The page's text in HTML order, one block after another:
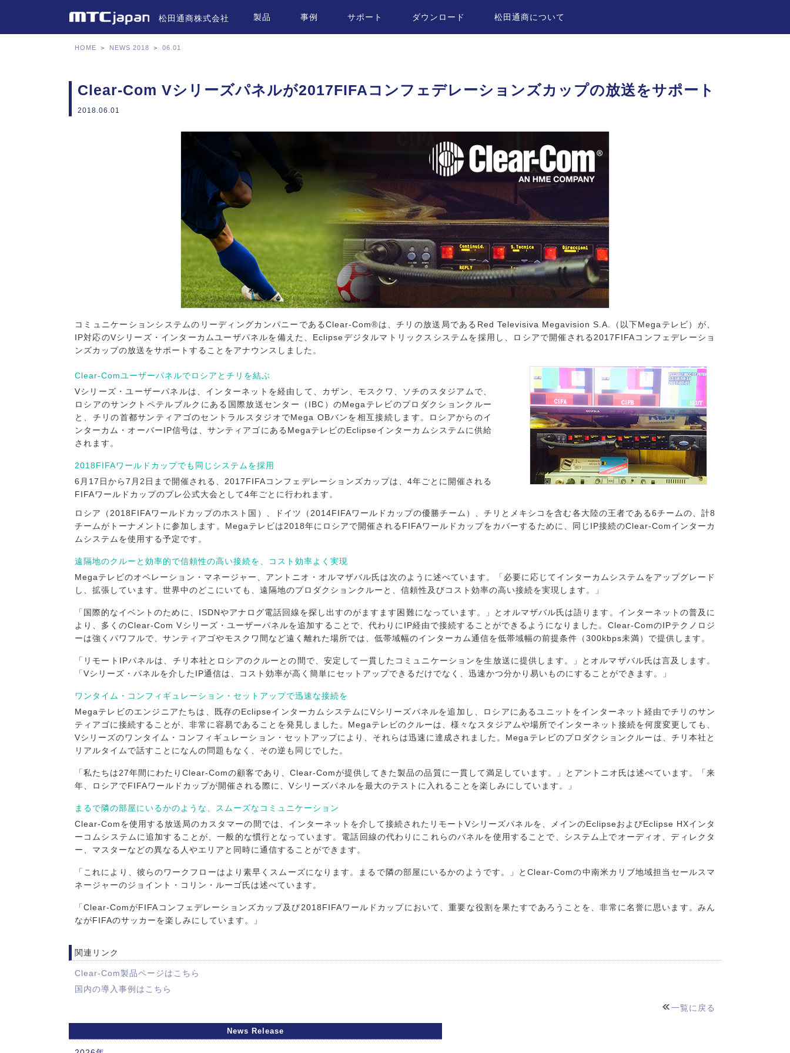
松田通商株式会社 製品 事例 サポート ダウンロード 松田通商について
HOME ＞ NEWS 2018 ＞ 06.01
Clear-Com Vシリーズパネルが2017FIFAコンフェデレーションズカップの放送をサポート
2018.06.01
コミュニケーションシステムのリーディングカンパニーであるClear-Com®は、チリの放送局であるRed Televisiva Megavision S.A.（以下Megaテレビ）が、
IP対応のVシリーズ・インターカムユーザパネルを備えた、Eclipseデジタルマトリックスシステムを採用し、ロシアで開催される2017FIFAコンフェデレーショ
ンズカップの放送をサポートすることをアナウンスしました。
Clear-Comユーザーパネルでロシアとチリを結ぶ
Vシリーズ・ユーザーパネルは、インターネットを経由して、カザン、モスクワ、ソチのスタジアムで、
ロシアのサンクトペテルブルクにある国際放送センター（IBC）のMegaテレビのプロダクションクルー
と、チリの首都サンティアゴのセントラルスタジオでMega OBバンを相互接続します。ロシアからのイ
ンターカム・オーバーIP信号は、サンティアゴにあるMegaテレビのEclipseインターカムシステムに供給
されます。
2018FIFAワールドカップでも同じシステムを採用
6月17日から7月2日まで開催される、2017FIFAコンフェデレーションズカップは、4年ごとに開催される
FIFAワールドカップのプレ公式大会として4年ごとに行われます。
ロシア（2018FIFAワールドカップのホスト国）、ドイツ（2014FIFAワールドカップの優勝チーム）、チリとメキシコを含む各大陸の王者である6チームの、計8
チームがトーナメントに参加します。Megaテレビは2018年にロシアで開催されるFIFAワールドカップをカバーするために、同じIP接続のClear-Comインターカ
ムシステムを使用する予定です。
遠隔地のクルーと効率的で信頼性の高い接続を、コスト効率よく実現
Megaテレビのオペレーション・マネージャー、アントニオ・オルマザバル氏は次のように述べています。「必要に応じてインターカムシステムをアップグレード
し、拡張しています。世界中のどこにいても、遠隔地のプロダクションクルーと、信頼性及びコスト効率の高い接続を実現します。」
「国際的なイベントのために、ISDNやアナログ電話回線を探し出すのがますます困難になっています。」とオルマザバル氏は語ります。インターネットの普及に
より、多くのClear-Com Vシリーズ・ユーザーパネルを追加することで、代わりにIP経由で接続することができるようになりました。Clear-ComのIPテクノロジ
ーは強くパワフルで、サンティアゴやモスクワ間など遠く離れた場所では、低帯域幅のインターカム通信を低帯域幅の前提条件（300kbps未満）で提供します。
「リモートIPパネルは、チリ本社とロシアのクルーとの間で、安定して一貫したコミュニケーションを生放送に提供します。」とオルマザバル氏は言及します。
「Vシリーズ・パネルを介したIP通信は、コスト効率が高く簡単にセットアップできるだけでなく、迅速かつ分かり易いものにすることができます。」
ワンタイム・コンフィギュレーション・セットアップで迅速な接続を
Megaテレビのエンジニアたちは、既存のEclipseインターカムシステムにVシリーズパネルを追加し、ロシアにあるユニットをインターネット経由でチリのサン
ティアゴに接続することが、非常に容易であることを発見しました。Megaテレビのクルーは、様々なスタジアムや場所でインターネット接続を何度変更しても、
Vシリーズのワンタイム・コンフィギュレーション・セットアップにより、それらは迅速に達成されました。Megaテレビのプロダクションクルーは、チリ本社と
リアルタイムで話すことになんの問題もなく、その逆も同じでした。
「私たちは27年間にわたりClear-Comの顧客であり、Clear-Comが提供してきた製品の品質に一貫して満足しています。」とアントニオ氏は述べています。「来
年、ロシアでFIFAワールドカップが開催される際に、Vシリーズパネルを最大のテストに入れることを楽しみにしています。」
まるで隣の部屋にいるかのような、スムーズなコミュニケーション
Clear-Comを使用する放送局のカスタマーの間では、インターネットを介して接続されたリモートVシリーズパネルを、メインのEclipseおよびEclipse HXインタ
ーコムシステムに追加することが、一般的な慣行となっています。電話回線の代わりにこれらのパネルを使用することで、システム上でオーディオ、ディレクタ
ー、マスターなどの異なる人やエリアと同時に通信することができます。
「これにより、彼らのワークフローはより素早くスムーズになります。まるで隣の部屋にいるかのようです。」とClear-Comの中南米カリブ地域担当セールスマ
ネージャーのジョイント・コリン・ルーゴ氏は述べています。
「Clear-ComがFIFAコンフェデレーションズカップ及び2018FIFAワールドカップにおいて、重要な役割を果たすであろうことを、非常に名誉に思います。みん
ながFIFAのサッカーを楽しみにしています。」
関連リンク
Clear-Com製品ページはこちら
国内の導入事例はこちら
一覧に戻る
News Release